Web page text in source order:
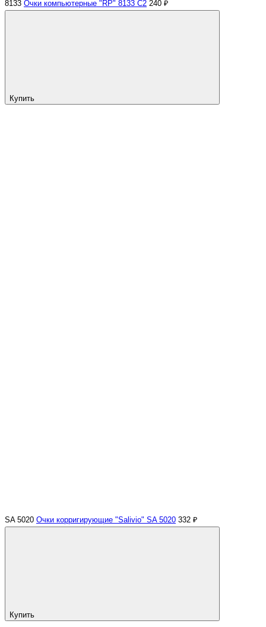
8133 Очки компьютерные "RP" 8133 С2 240 ₽
Купить
SA 5020 Очки корригирующие "Salivio" SA 5020 332 ₽
Купить